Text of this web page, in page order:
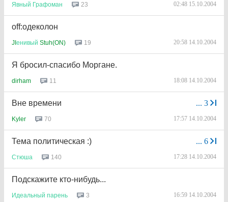
Явный Графоман 23 02:48 15.10.2004
off:одеколон
JI енивый Stuh(ON) 19 20:58 14.10.2004
Я бросил-спасибо Моргане.
dirham 11 18:08 14.10.2004
... 3
Вне времени
Kyler 70 17:57 14.10.2004
... 6
Тема политическая :)
Стюша 140 17:28 14.10.2004
Подскажите кто-нибудь...
Идеальный парень 3 16:59 14.10.2004